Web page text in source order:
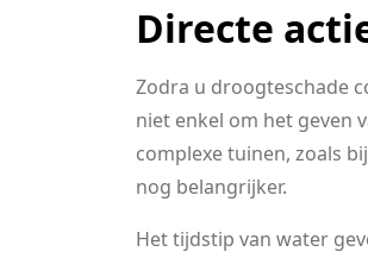
Directe
Zodra u droogteschade
niet enkel om het geven
complexe tuinen, zoals
nog belangrijker.
Het tijdstip van water